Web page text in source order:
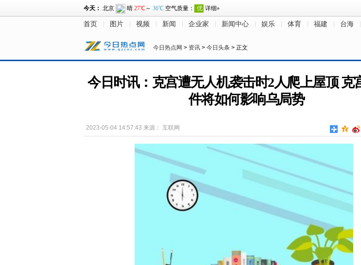
首页 图片 视频 新闻 企业家 新闻中心 娱乐 体育 福建 台海
今日热点网 > 资讯 > 今日头条 > 正文
今日时讯：克宫遭无人机袭击时2人爬上屋顶 克
件将如何影响乌局势
2023-05-04 14:57:43 来源： 互联网